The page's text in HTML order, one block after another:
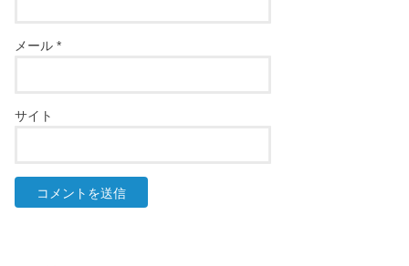
メール*
サイト